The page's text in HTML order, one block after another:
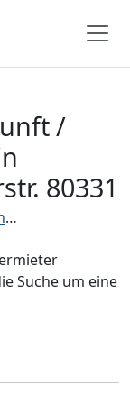
/
80331
Suche um eine